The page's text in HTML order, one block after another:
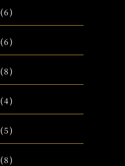
(6)
(6)
(8)
(4)
(5)
(8)